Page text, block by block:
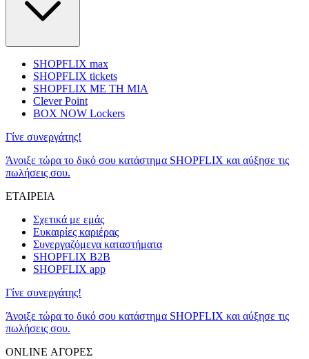
SHOPFLIX max
SHOPFLIX tickets
SHOPFLIX ΜΕ ΤΗ ΜΙΑ
Clever Point
BOX NOW Lockers
Γίνε συνεργάτης!
Άνοιξε τώρα το δικό σου κατάστημα SHOPFLIX και αύξησε τις
πωλήσεις σου.
ΕΤΑΙΡΕΙΑ
Σχετικά με εμάς
Ευκαιρίες καριέρας
Συνεργαζόμενα καταστήματα
SHOPFLIX B2B
SHOPFLIX app
Γίνε συνεργάτης!
Άνοιξε τώρα το δικό σου κατάστημα SHOPFLIX και αύξησε τις
πωλήσεις σου.
ONLINE ΑΓΟΡΕΣ